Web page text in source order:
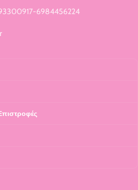
6984456224